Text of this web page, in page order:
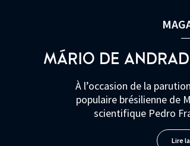
MÁRIO DE
À l’occasion de la
populaire brésilienne de
scientifique Pedro
Lire